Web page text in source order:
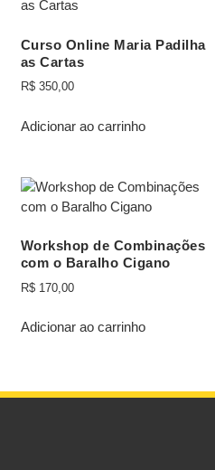
Curso Online Maria Padilha
as Cartas
R$350,00
Adicionar ao carrinho
Workshop de Combinações
com o Baralho Cigano
R$170,00
Adicionar ao carrinho